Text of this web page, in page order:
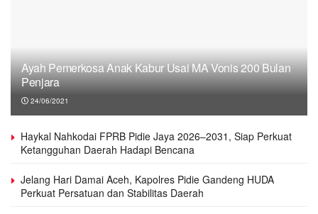
Ayah Pemerkosa Anak Kabur Usai MA Vonis 200 Bulan
Penjara
24/06/2021
Haykal Nahkodai FPRB Pidie Jaya 2026–2031, Siap Perkuat
Ketangguhan Daerah Hadapi Bencana
Jelang Hari Damai Aceh, Kapolres Pidie Gandeng HUDA
Perkuat Persatuan dan Stabilitas Daerah